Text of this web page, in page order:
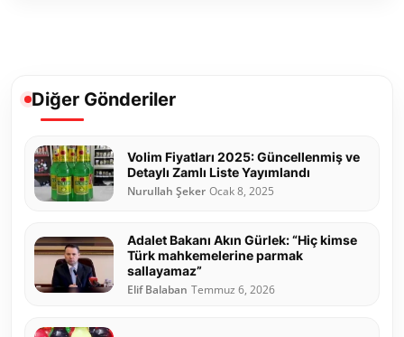
Diğer Gönderiler
Volim Fiyatları 2025: Güncellenmiş ve
Detaylı Zamlı Liste Yayımlandı
Nurullah Şeker Ocak 8, 2025
Adalet Bakanı Akın Gürlek: “Hiç kimse
Türk mahkemelerine parmak
sallayamaz”
Elif Balaban Temmuz 6, 2026